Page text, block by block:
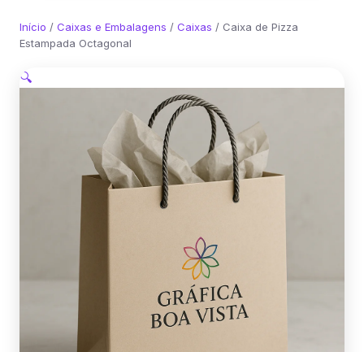
Início / Caixas e Embalagens / Caixas / Caixa de Pizza
Estampada Octagonal
🔍